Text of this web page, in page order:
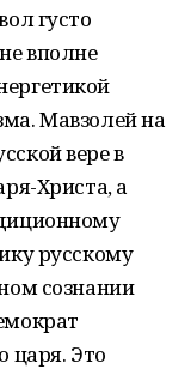
густо
вполне
Мавзолей на
вере в
Христа, а
русскому
сознании
царя. Это